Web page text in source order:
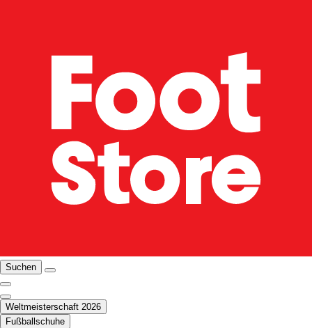
Suchen
Weltmeisterschaft 2026
Fußballschuhe